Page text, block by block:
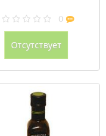
0
Отсутствует